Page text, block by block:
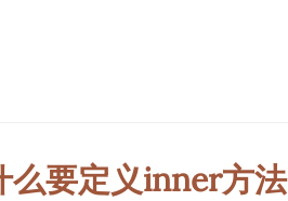
么要定义inner方法